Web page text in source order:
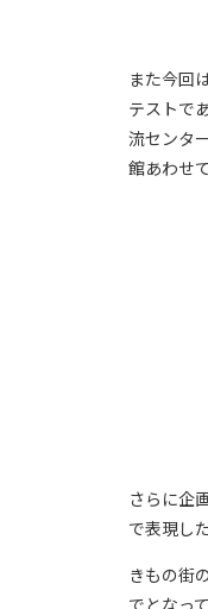
また今回
テストで
流センタ
館あわせ
さらに企
で表現し
きもの街
でとなっ